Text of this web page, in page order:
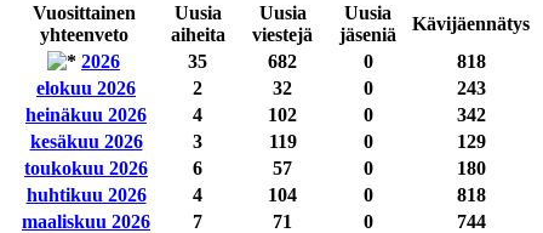
Vuosittainen
yhteenveto
Uusia
aiheita
Uusia
viestejä
Uusia
jäseniä
Kävijäennätys
2026
35 682 0
818
elokuu 2026
2 32 0
243
heinäkuu 2026
4 102 0
342
kesäkuu 2026
3 119 0
129
toukokuu 2026
6 57 0
180
huhtikuu 2026
4 104 0
818
maaliskuu 2026
7 71 0
744